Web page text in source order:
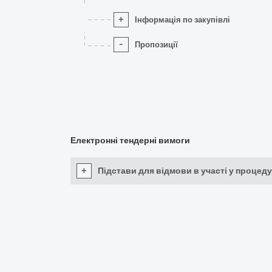
+ Інформація по закупівлі
- Пропозиції
Електронні тендерні вимоги
+ Підстави для відмови в участі у